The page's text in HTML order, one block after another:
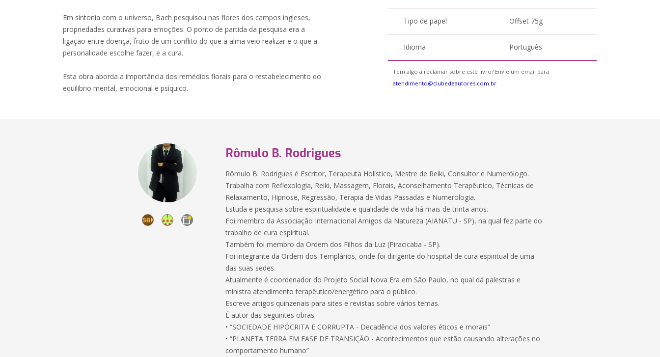
Em sintonia com o universo, Bach pesquisou nas flores dos campos ingleses,
propriedades curativas para emoções. O ponto de partida da pesquisa era a
ligação entre doença, fruto de um conflito do que a alma veio realizar e o que a
personalidade escolhe fazer, e a cura.
Esta obra aborda a importância dos remédios florais para o restabelecimento do
equilíbrio mental, emocional e psíquico.
Tipo de papel Offset 75g
Idioma Português
Tem algo a reclamar sobre este livro? Envie um email para
atendimento@clubedeautores.com.br
Rômulo B. Rodrigues
Rômulo B. Rodrigues é Escritor, Terapeuta Holístico, Mestre de Reiki, Consultor e Numerólogo.
Trabalha com Reflexologia, Reiki, Massagem, Florais, Aconselhamento Terapêutico, Técnicas de
Relaxamento, Hipnose, Regressão, Terapia de Vidas Passadas e Numerologia.
Estuda e pesquisa sobre espiritualidade e qualidade de vida há mais de trinta anos.
Foi membro da Associação Internacional Amigos da Natureza (AIANATU - SP), na qual fez parte do
trabalho de cura espiritual.
Também foi membro da Ordem dos Filhos da Luz (Piracicaba - SP).
Foi integrante da Ordem dos Templários, onde foi dirigente do hospital de cura espiritual de uma
das suas sedes.
Atualmente é coordenador do Projeto Social Nova Era em São Paulo, no qual dá palestras e
ministra atendimento terapêutico/energético para o público.
Escreve artigos quinzenais para sites e revistas sobre vários temas.
É autor das seguintes obras:
• “SOCIEDADE HIPÓCRITA E CORRUPTA - Decadência dos valores éticos e morais”
• “PLANETA TERRA EM FASE DE TRANSIÇÃO - Acontecimentos que estão causando alterações no
comportamento humano”